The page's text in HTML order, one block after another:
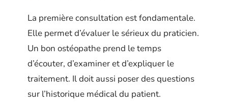
La première consultation est fondamentale.
Elle permet d’évaluer le sérieux du praticien.
Un bon ostéopathe prend le temps
d’écouter, d’examiner et d’expliquer le
traitement. Il doit aussi poser des questions
sur l’historique médical du patient.